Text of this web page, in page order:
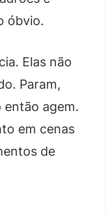
óbvio.
Elas não
Param,
agem.
em cenas
de